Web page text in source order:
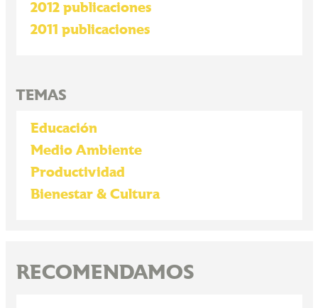
2012 publicaciones
2011 publicaciones
TEMAS
Educación
Medio Ambiente
Productividad
Bienestar & Cultura
RECOMENDAMOS